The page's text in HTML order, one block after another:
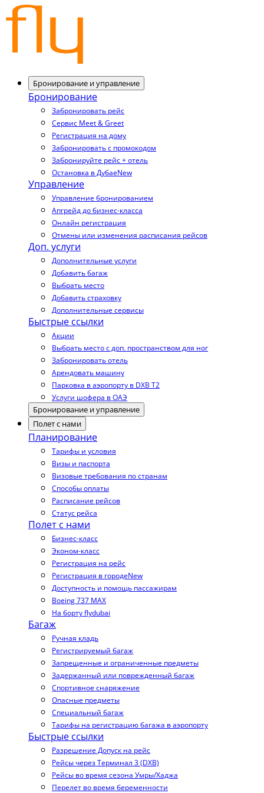
Бронирование и управление
Бронирование
Забронировать рейс
Сервис Meet & Greet
Регистрация на дому
Забронировать с промокодом
Забронируйте рейс + отель
Остановка в ДубаеNew
Управление
Управление бронированием
Апгрейд до бизнес-класса
Онлайн регистрация
Отмены или изменения расписания рейсов
Доп. услуги
Дополнительные услуги
Добавить багаж
Выбрать место
Добавить страховку
Дополнительные сервисы
Быстрые ссылки
Акции
Выбрать место с доп. пространством для ног
Забронировать отель
Арендовать машину
Парковка в аэропорту в DXB T2
Услуги шофера в ОАЭ
Бронирование и управление
Полет с нами
Планирование
Тарифы и условия
Визы и паспорта
Визовые требования по странам
Способы оплаты
Расписание рейсов
Статус рейса
Полет с нами
Бизнес-класс
Эконом-класс
Регистрация на рейс
Регистрация в городеNew
Доступность и помощь пассажирам
Boeing 737 MAX
На борту flydubai
Багаж
Ручная кладь
Регистрируемый багаж
Запрещенные и ограниченные предметы
Задержанный или поврежденный багаж
Спортивное снаряжение
Опасные предметы
Специальный багаж
Тарифы на регистрацию багажа в аэропорту
Быстрые ссылки
Разрешение Допуск на рейс
Рейсы через Терминал 3 (DXB)
Рейсы во время сезона Умры/Хаджа
Перелет во время беременности